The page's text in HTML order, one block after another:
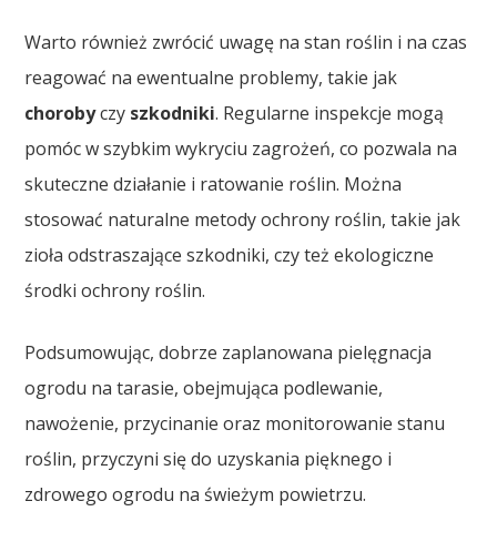
Warto również zwrócić uwagę na stan roślin i na czas
reagować na ewentualne problemy, takie jak
chorobyczy szkodniki. Regularne inspekcje mogą
pomóc w szybkim wykryciu zagrożeń, co pozwala na
skuteczne działanie i ratowanie roślin. Można
stosować naturalne metody ochrony roślin, takie jak
zioła odstraszające szkodniki, czy też ekologiczne
środki ochrony roślin.
Podsumowując, dobrze zaplanowana pielęgnacja
ogrodu na tarasie, obejmująca podlewanie,
nawożenie, przycinanie oraz monitorowanie stanu
roślin, przyczyni się do uzyskania pięknego i
zdrowego ogrodu na świeżym powietrzu.